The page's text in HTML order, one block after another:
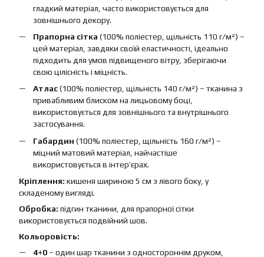
гладкий матеріал, часто використовується для
зовнішнього декору.
Прапорна сітка (100% поліестер, щільність 110 г/м²) –
цей матеріал, завдяки своїй еластичності, ідеально
підходить для умов підвищеного вітру, зберігаючи
свою цілісність і міцність.
Атлас(100% поліестер, щільність 140 г/м²) – тканина з
привабливим блиском на лицьовому боці,
використовується для зовнішнього та внутрішнього
застосування.
Габардин (100% поліестер, щільність 160 г/м²) –
міцний матовий матеріал, найчастіше
використовується в інтер’єрах.
Кріплення: кишеня шириною 5 см з лівого боку, у
складеному вигляді.
Обробка: підгин тканини, для прапорної сітки
використовується подвійний шов.
Кольоровість:
4+0 – один шар тканини з одностороннім друком,